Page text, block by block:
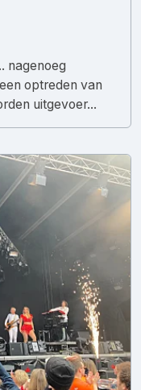
nagenoeg
optreden van
uitgevoer...